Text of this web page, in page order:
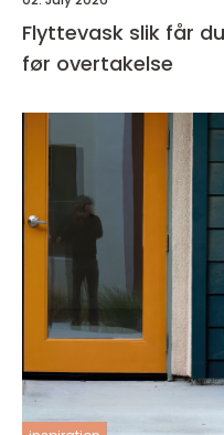
Flyttevask slik får du boligen skinnende ren
før overtakelse